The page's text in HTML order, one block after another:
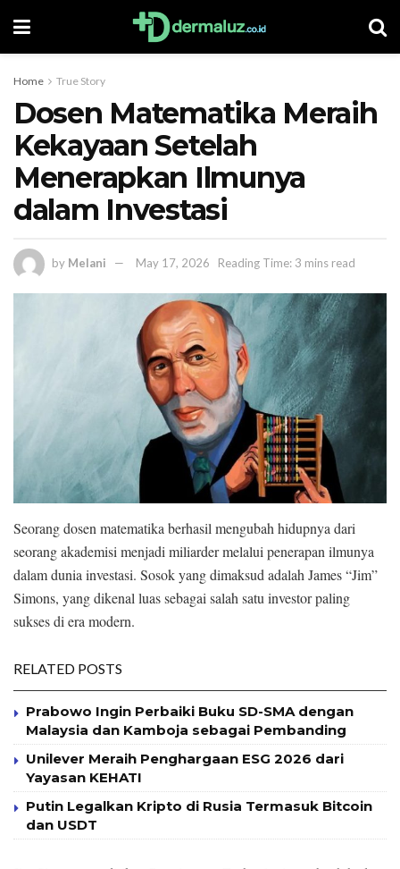
Home True Story
Dosen Matematika Meraih
Kekayaan Setelah
Menerapkan Ilmunya
dalam Investasi
by Melani May 17, 2026 Reading Time: 3 mins read
Seorang dosen matematika berhasil mengubah hidupnya dari
seorang akademisi menjadi miliarder melalui penerapan ilmunya
dalam dunia investasi. Sosok yang dimaksud adalah James “Jim”
Simons, yang dikenal luas sebagai salah satu investor paling
sukses di era modern.
RELATED POSTS
Prabowo Ingin Perbaiki Buku SD-SMA dengan
Malaysia dan Kamboja sebagai Pembanding
Unilever Meraih Penghargaan ESG 2026 dari
Yayasan KEHATI
Putin Legalkan Kripto di Rusia Termasuk Bitcoin
dan USDT